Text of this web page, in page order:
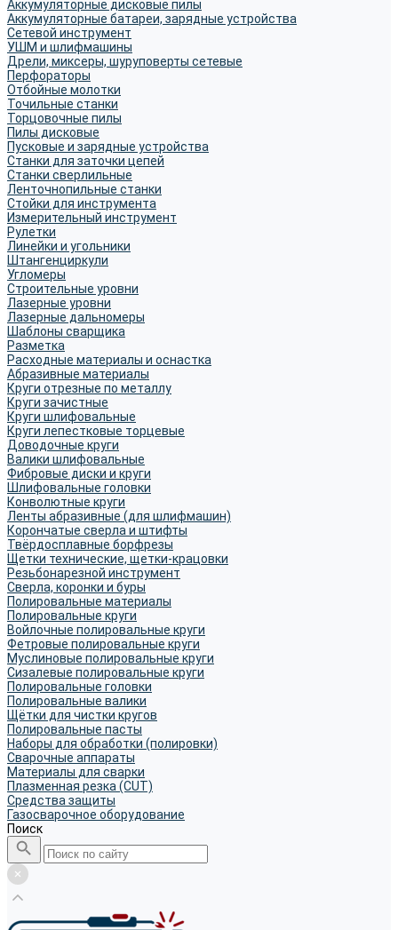
Аккумуляторные дисковые пилы
Аккумуляторные батареи, зарядные устройства
Сетевой инструмент
УШМ и шлифмашины
Дрели, миксеры, шуруповерты сетевые
Перфораторы
Отбойные молотки
Точильные станки
Торцовочные пилы
Пилы дисковые
Пусковые и зарядные устройства
Станки для заточки цепей
Станки сверлильные
Ленточнопильные станки
Стойки для инструмента
Измерительный инструмент
Рулетки
Линейки и угольники
Штангенциркули
Угломеры
Строительные уровни
Лазерные уровни
Лазерные дальномеры
Шаблоны сварщика
Разметка
Расходные материалы и оснастка
Абразивные материалы
Круги отрезные по металлу
Круги зачистные
Круги шлифовальные
Круги лепестковые торцевые
Доводочные круги
Валики шлифовальные
Фибровые диски и круги
Шлифовальные головки
Конволютные круги
Ленты абразивные (для шлифмашин)
Корончатые сверла и штифты
Твёрдосплавные борфрезы
Щетки технические, щетки-крацовки
Резьбонарезной инструмент
Сверла, коронки и буры
Полировальные материалы
Полировальные круги
Войлочные полировальные круги
Фетровые полировальные круги
Муслиновые полировальные круги
Cизалевые полировальные круги
Полировальные головки
Полировальные валики
Щётки для чистки кругов
Полировальные пасты
Наборы для обработки (полировки)
Сварочные аппараты
Материалы для сварки
Плазменная резка (CUT)
Средства защиты
Газосварочное оборудование
Поиск